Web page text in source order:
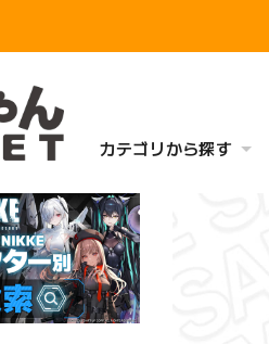
カテゴリから探す